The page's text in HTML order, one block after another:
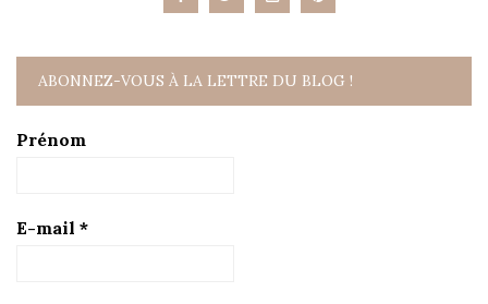
ABONNEZ-VOUS À LA LETTRE DU BLOG !
Prénom
E-mail *